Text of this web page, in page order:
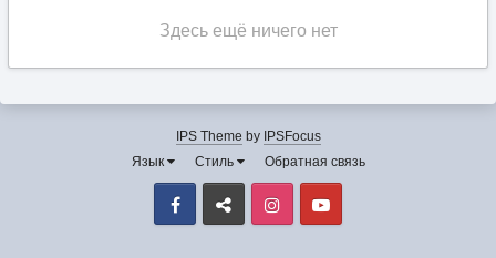
Здесь ещё ничего нет
IPS Theme by IPSFocus
Язык
Стиль Обратная связь
Facebook VK Instagram